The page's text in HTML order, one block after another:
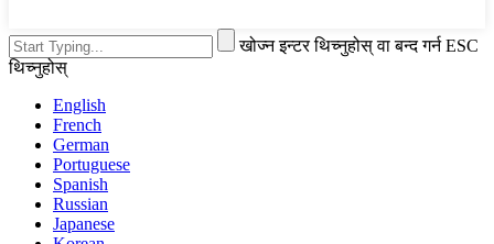
खोज्न इन्टर थिच्नुहोस् वा बन्द गर्न ESC
थिच्नुहोस्
English
French
German
Portuguese
Spanish
Russian
Japanese